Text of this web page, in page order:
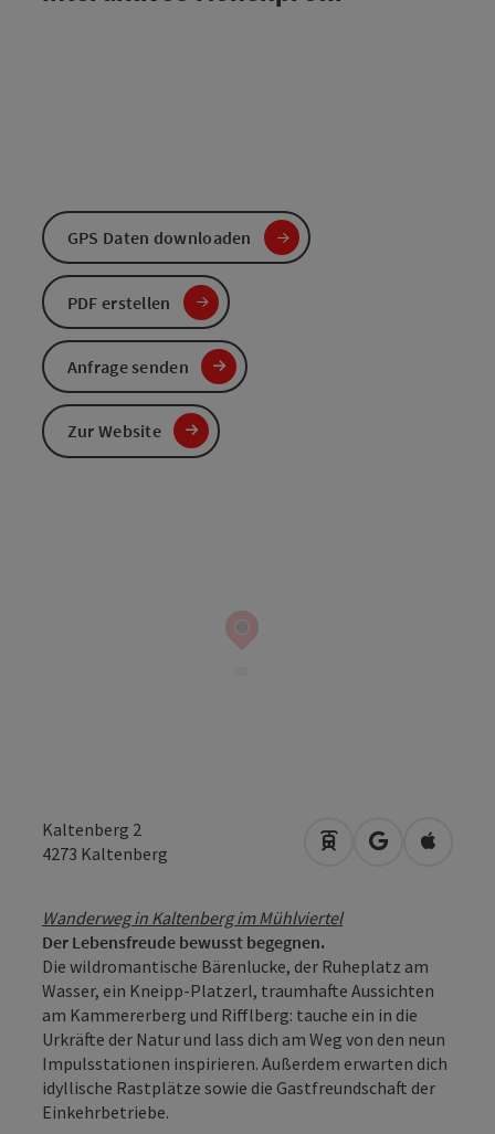
Kaltenberg 2
4273 Kaltenberg Anreise mit
in Google
in
Wanderweg in Kaltenberg im Mühlviertel
Der Lebensfreude bewusst begegnen.
Die wildromantische Bärenlucke, der Ruheplatz am
Wasser, ein Kneipp-Platzerl, traumhafte Aussichten
am Kammererberg und Rifflberg: tauche ein in die
Urkräfte der Natur und lass dich am Weg von den neun
Impulsstationen inspirieren. Außerdem erwarten dich
idyllische Rastplätze sowie die Gastfreundschaft der
Einkehrbetriebe.
GPS Daten downloaden
PDF erstellen
Anfrage senden
Zur Website